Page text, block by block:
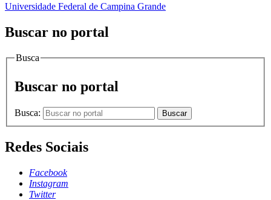
Universidade Federal de Campina Grande
Buscar no portal
Busca
Buscar no portal
Busca: Buscar
Redes Sociais
Facebook
Instagram
Twitter